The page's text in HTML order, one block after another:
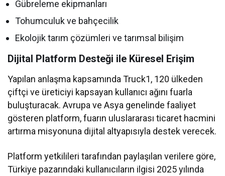
Gübreleme ekipmanları
Tohumculuk ve bahçecilik
Ekolojik tarım çözümleri ve tarımsal bilişim
Dijital Platform Desteği ile Küresel Erişim
Yapılan anlaşma kapsamında Truck1, 120 ülkeden
çiftçi ve üreticiyi kapsayan kullanıcı ağını fuarla
buluşturacak. Avrupa ve Asya genelinde faaliyet
gösteren platform, fuarın uluslararası ticaret hacmini
artırma misyonuna dijital altyapısıyla destek verecek.
Platform yetkilileri tarafından paylaşılan verilere göre,
Türkiye pazarındaki kullanıcıların ilgisi 2025 yılında